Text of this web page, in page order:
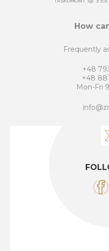
How
Frequently
+48
+48
Mon-Fri